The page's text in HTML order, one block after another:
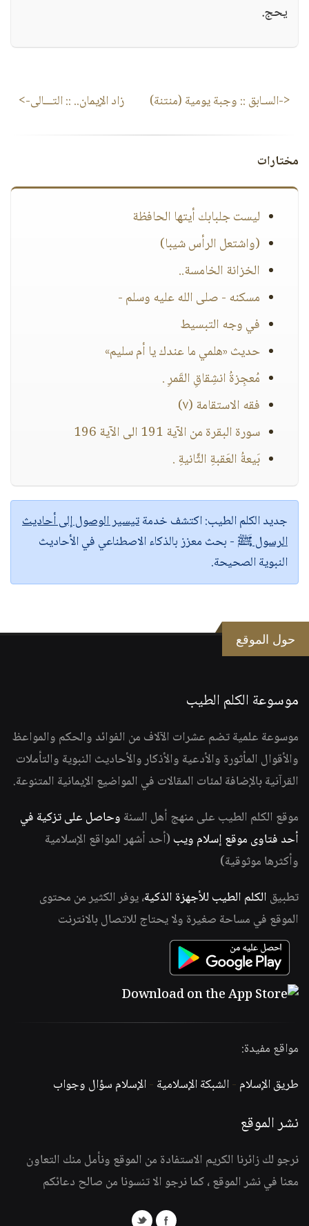
يحج.
<-السـابق :: وجبة يومية (منتنة) زاد الإيمان.. :: التـــالى->
مختارات
ليست جلبابك أيتها الحافظة
(واشتعل الرأس شيبا)
الخزانة الخامسة..
مسكنه - صلى الله عليه وسلم -
في وجه التبسيط
حديث «هلمي ما عندك يا أم سليم»
مُعجِزةُ انشِقاقِ القَمرِ .
فقه الاستقامة (٧)
سورة البقرة من الآية 191 الى الآية 196
بَيعةُ العَقبةِ الثَّانيةِ .
جديد الكلم الطيب:اكتشف خدمةتيسير الوصول إلى أحاديث
الرسول ﷺ - بحث معزز بالذكاء الاصطناعي في الأحاديث
النبوية الصحيحة.
حول الموقع
موسوعة الكلم الطيب
موسوعة علمية تضم عشرات الآلاف من الفوائد والحكم والمواعظ
والأقوال المأثورة والأدعية والأذكار والأحاديث النبوية والتأملات
القرآنية بالإضافة لمئات المقالات في المواضيع الإيمانية المتنوعة.
موقع الكلم الطيب على منهج أهل السنة وحاصل على تزكية في
أحد فتاوى موقع إسلام ويب (أحد أشهر المواقع الإسلامية
وأكثرها موثوقية)
تطبيق الكلم الطيب للأجهزة الذكية، يوفر الكثير من محتوى
الموقع في مساحة صغيرة ولا يحتاج للاتصال بالانترنت
مواقع مفيدة:
طريق الإسلام -الشبكة الإسلامية -الإسلام سؤال وجواب
نشر الموقع
نرجو لك زائرنا الكريم الاستفادة من الموقع ونأمل منك التعاون
معنا في نشر الموقع ، كما نرجو الا تنسونا من صالح دعائكم